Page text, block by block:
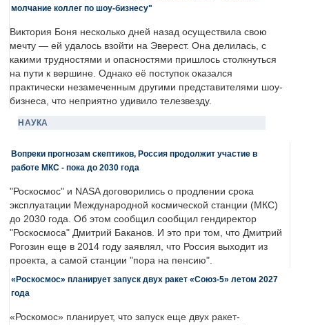
молчание коллег по шоу-бизнесу"
Виктория Боня несколько дней назад осуществила свою
мечту — ей удалось взойти на Эверест. Она делилась, с
какими трудностями и опасностями пришлось столкнуться
на пути к вершине. Однако её поступок оказался
практически незамеченным другими представителями шоу-
бизнеса, что неприятно удивило телезвезду.
НАУКА
Вопреки прогнозам скептиков, Россия продолжит участие в
работе МКС - пока до 2030 года
"Роскосмос" и NASA договорились о продлении срока
эксплуатации Международной космической станции (МКС)
до 2030 года. Об этом сообщил сообщил гендиректор
"Роскосмоса" Дмитрий Баканов. И это при том, что Дмитрий
Рогозин еще в 2014 году заявлял, что Россия выходит из
проекта, а самой станции "пора на пенсию".
«Роскосмос» планирует запуск двух ракет «Союз-5» летом 2027
года
«Роскомос» планирует, что запуск еще двух ракет-